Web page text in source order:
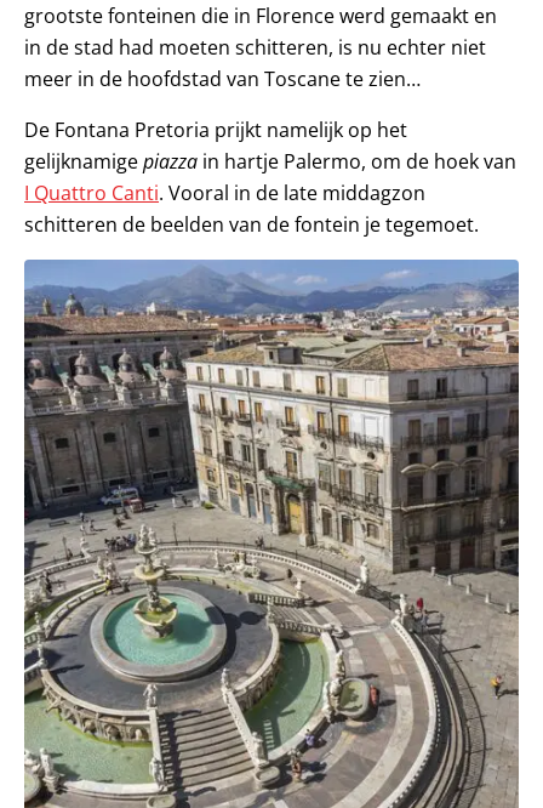
grootste fonteinen die in Florence werd gemaakt en
in de stad had moeten schitteren, is nu echter niet
meer in de hoofdstad van Toscane te zien…
De Fontana Pretoria prijkt namelijk op het
gelijknamigepiazza in hartje Palermo, om de hoek van
I Quattro Canti. Vooral in de late middagzon
schitteren de beelden van de fontein je tegemoet.